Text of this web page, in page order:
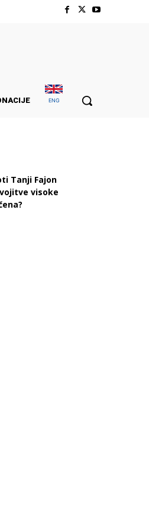
ENG
Tanji Fajon
visoke